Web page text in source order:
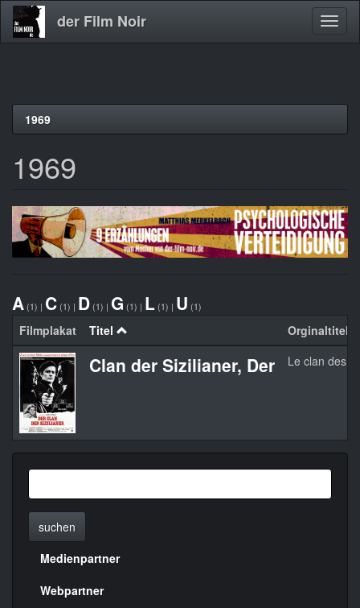
Direkt
der Film Noir
1969
1969
A (1) | C (1) | D (1) | G (1) | L (1) | U (1)
Filmplakat Titel Orginaltitel
Clan der Sizilianer, Der Le clan des
suchen
Menülinks
rechte
Medienpartner
Webpartner